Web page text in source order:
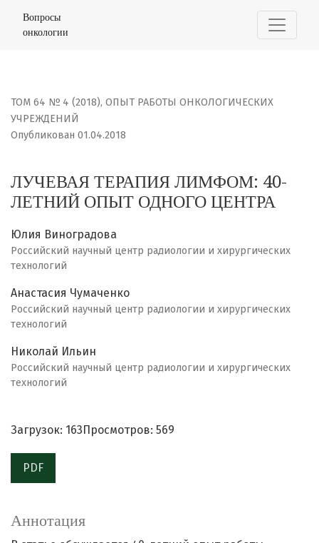
ЛУЧЕВАЯ ТЕРАПИЯ ЛИМФОМ: 40-ЛЕТНИЙ ОПЫТ ОДНОГО
Вопросы
онкологии
ТОМ 64 № 4 (2018), ОПЫТ РАБОТЫ ОНКОЛОГИЧЕСКИХ
УЧРЕЖДЕНИЙ
ЛУЧЕВАЯ ТЕРАПИЯ ЛИМФОМ: 40-
ЛЕТНИЙ ОПЫТ ОДНОГО ЦЕНТРА
Опубликован 01.04.2018
Юлия Виноградова
Российский научный центр радиологии и хирургических
технологий
Анастасия Чумаченко
Российский научный центр радиологии и хирургических
технологий
Николай Ильин
Российский научный центр радиологии и хирургических
технологий
Загрузок: 163 Просмотров: 569
PDF
Аннотация